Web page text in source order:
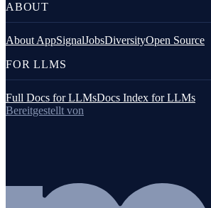
ABOUT
About AppSignalJobsDiversityOpen Source
FOR LLMS
Full Docs for LLMsDocs Index for LLMs
Bereitgestellt von